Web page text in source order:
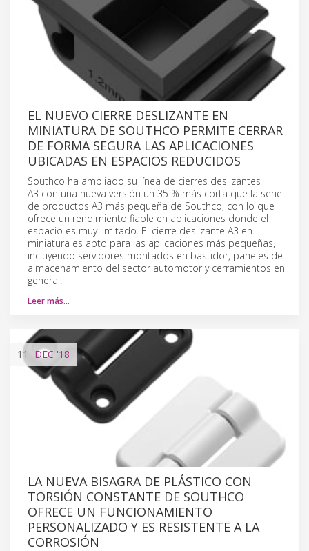
EL NUEVO CIERRE DESLIZANTE EN
MINIATURA DE SOUTHCO PERMITE CERRAR
DE FORMA SEGURA LAS APLICACIONES
UBICADAS EN ESPACIOS REDUCIDOS
Southco ha ampliado su línea de cierres deslizantes
A3 con una nueva versión un 35 % más corta que la serie
de productos A3 más pequeña de Southco, con lo que
ofrece un rendimiento fiable en aplicaciones donde el
espacio es muy limitado. El cierre deslizante A3 en
miniatura es apto para las aplicaciones más pequeñas,
incluyendo servidores montados en bastidor, paneles de
almacenamiento del sector automotor y cerramientos en
general.
Leer más…
11 DEC '18
LA NUEVA BISAGRA DE PLÁSTICO CON
TORSIÓN CONSTANTE DE SOUTHCO
OFRECE UN FUNCIONAMIENTO
PERSONALIZADO Y ES RESISTENTE A LA
CORROSIÓN